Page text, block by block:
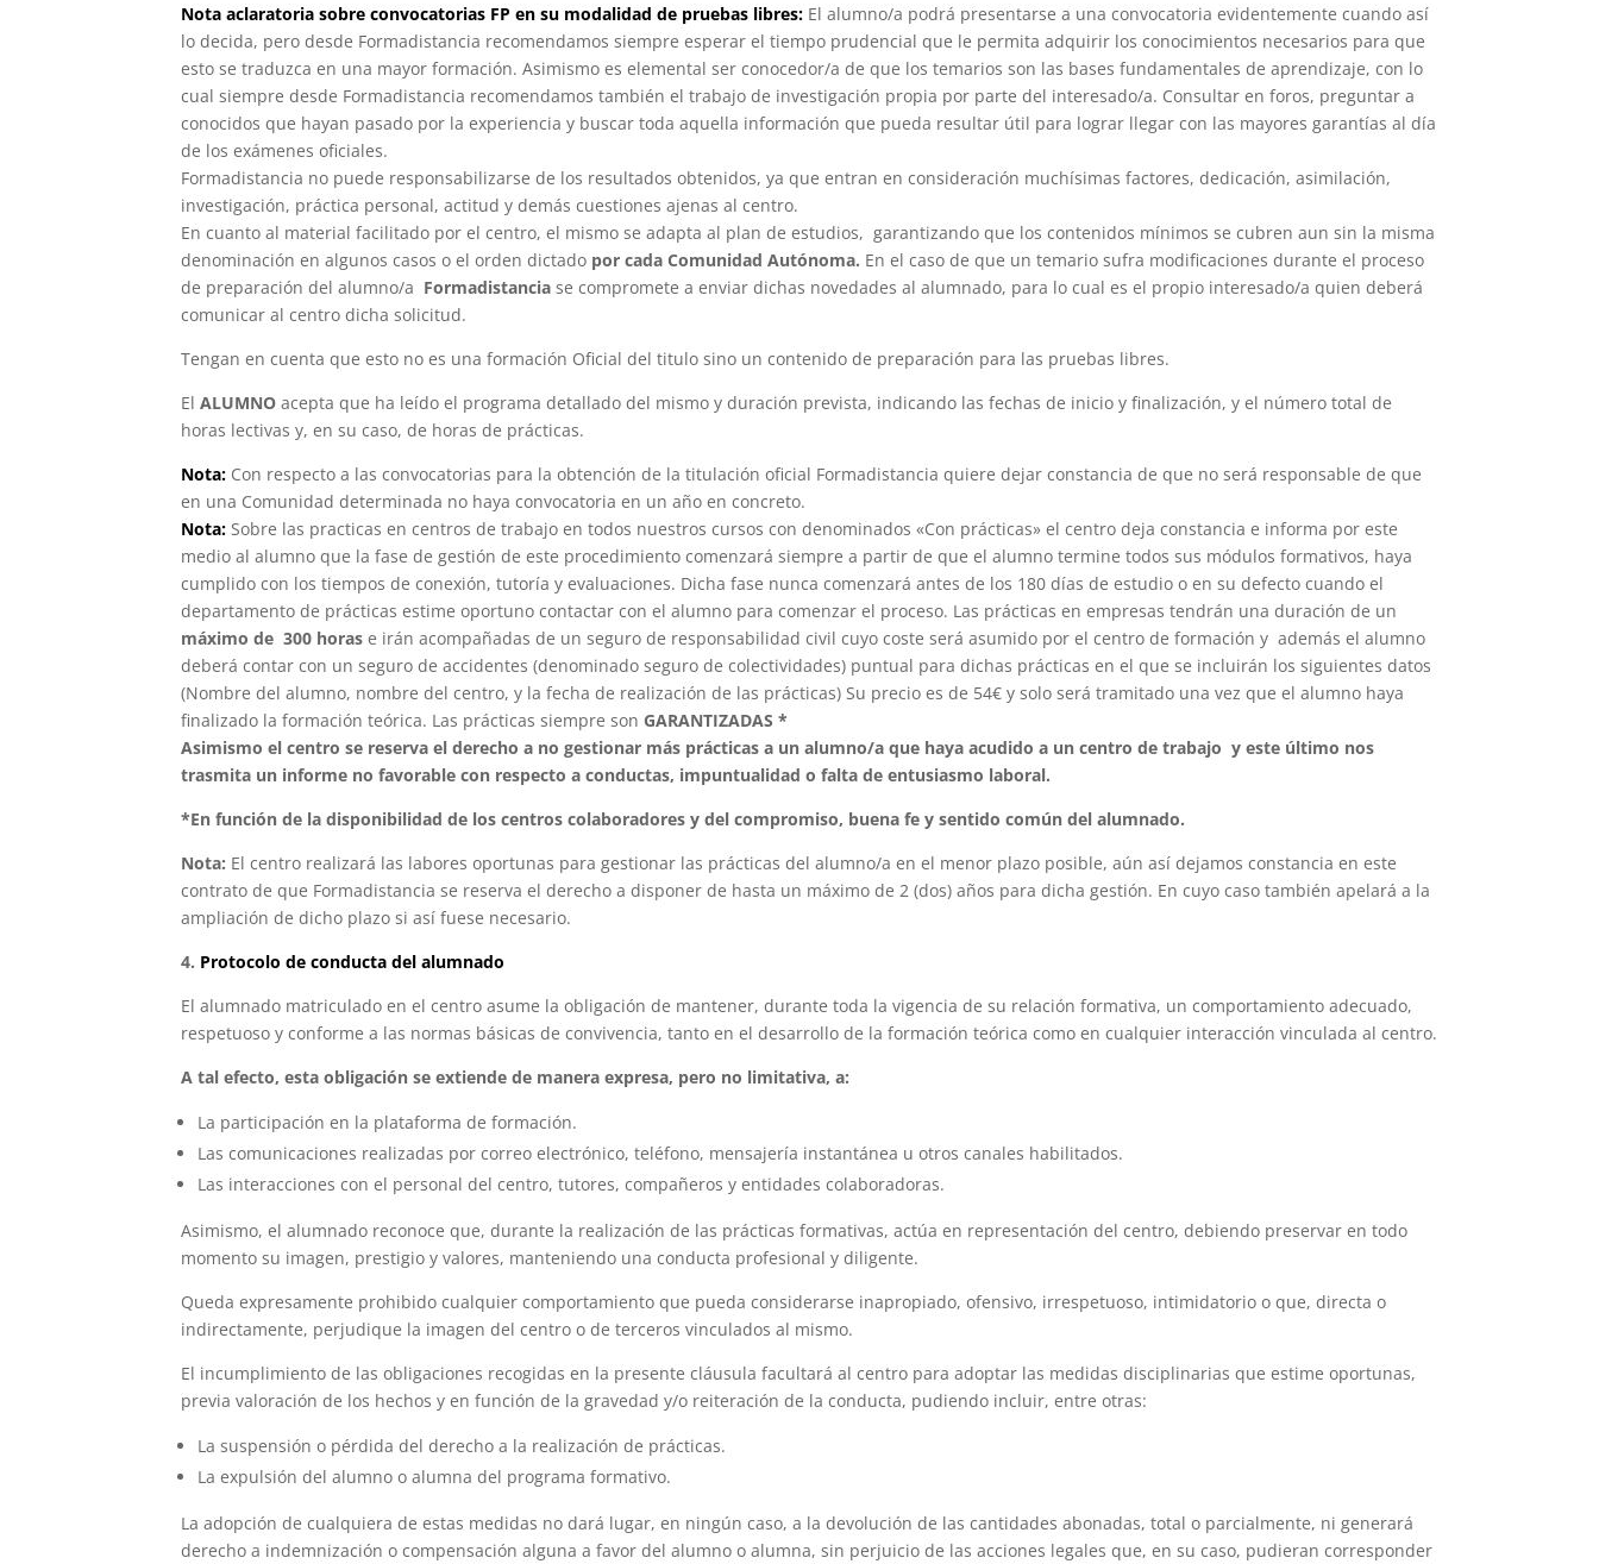
Nota aclaratoria sobre convocatorias FP en su modalidad de pruebas libres: El alumno/a podrá presentarse a una convocatoria evidentemente cuando así
lo decida, pero desde Formadistancia recomendamos siempre esperar el tiempo prudencial que le permita adquirir los conocimientos necesarios para que
esto se traduzca en una mayor formación. Asimismo es elemental ser conocedor/a de que los temarios son las bases fundamentales de aprendizaje, con lo
cual siempre desde Formadistancia recomendamos también el trabajo de investigación propia por parte del interesado/a. Consultar en foros, preguntar a
conocidos que hayan pasado por la experiencia y buscar toda aquella información que pueda resultar útil para lograr llegar con las mayores garantías al día
de los exámenes oficiales.
Formadistancia no puede responsabilizarse de los resultados obtenidos, ya que entran en consideración muchísimas factores, dedicación, asimilación,
investigación, práctica personal, actitud y demás cuestiones ajenas al centro.
En cuanto al material facilitado por el centro, el mismo se adapta al plan de estudios, garantizando que los contenidos mínimos se cubren aun sin la misma
denominación en algunos casos o el orden dictado por cada Comunidad Autónoma. En el caso de que un temario sufra modificaciones durante el proceso
de preparación del alumno/a Formadistanciase compromete a enviar dichas novedades al alumnado, para lo cual es el propio interesado/a quien deberá
comunicar al centro dicha solicitud.
Tengan en cuenta que esto no es una formación Oficial del titulo sino un contenido de preparación para las pruebas libres.
ElALUMNO acepta que ha leído el programa detallado del mismo y duración prevista, indicando las fechas de inicio y finalización, y el número total de
horas lectivas y, en su caso, de horas de prácticas.
Nota: Con respecto a las convocatorias para la obtención de la titulación oficial Formadistancia quiere dejar constancia de que no será responsable de que
en una Comunidad determinada no haya convocatoria en un año en concreto.
Nota: Sobre las practicas en centros de trabajo en todos nuestros cursos con denominados «Con prácticas» el centro deja constancia e informa por este
medio al alumno que la fase de gestión de este procedimiento comenzará siempre a partir de que el alumno termine todos sus módulos formativos, haya
cumplido con los tiempos de conexión, tutoría y evaluaciones. Dicha fase nunca comenzará antes de los 180 días de estudio o en su defecto cuando el
departamento de prácticas estime oportuno contactar con el alumno para comenzar el proceso. Las prácticas en empresas tendrán una duración de un
máximo de 300 horas e irán acompañadas de un seguro de responsabilidad civil cuyo coste será asumido por el centro de formación y además el alumno
deberá contar con un seguro de accidentes (denominado seguro de colectividades) puntual para dichas prácticas en el que se incluirán los siguientes datos
(Nombre del alumno, nombre del centro, y la fecha de realización de las prácticas) Su precio es de 54€ y solo será tramitado una vez que el alumno haya
finalizado la formación teórica. Las prácticas siempre son GARANTIZADAS *
Asimismo el centro se reserva el derecho a no gestionar más prácticas a un alumno/a que haya acudido a un centro de trabajo y este último nos
trasmita un informe no favorable con respecto a conductas, impuntualidad o falta de entusiasmo laboral.
*En función de la disponibilidad de los centros colaboradores y del compromiso, buena fe y sentido común del alumnado.
Nota: El centro realizará las labores oportunas para gestionar las prácticas del alumno/a en el menor plazo posible, aún así dejamos constancia en este
contrato de que Formadistancia se reserva el derecho a disponer de hasta un máximo de 2 (dos) años para dicha gestión. En cuyo caso también apelará a la
ampliación de dicho plazo si así fuese necesario.
4. Protocolo de conducta del alumnado
El alumnado matriculado en el centro asume la obligación de mantener, durante toda la vigencia de su relación formativa, un comportamiento adecuado,
respetuoso y conforme a las normas básicas de convivencia, tanto en el desarrollo de la formación teórica como en cualquier interacción vinculada al centro.
A tal efecto, esta obligación se extiende de manera expresa, pero no limitativa, a:
La participación en la plataforma de formación.
Las comunicaciones realizadas por correo electrónico, teléfono, mensajería instantánea u otros canales habilitados.
Las interacciones con el personal del centro, tutores, compañeros y entidades colaboradoras.
Asimismo, el alumnado reconoce que, durante la realización de las prácticas formativas, actúa en representación del centro, debiendo preservar en todo
momento su imagen, prestigio y valores, manteniendo una conducta profesional y diligente.
Queda expresamente prohibido cualquier comportamiento que pueda considerarse inapropiado, ofensivo, irrespetuoso, intimidatorio o que, directa o
indirectamente, perjudique la imagen del centro o de terceros vinculados al mismo.
El incumplimiento de las obligaciones recogidas en la presente cláusula facultará al centro para adoptar las medidas disciplinarias que estime oportunas,
previa valoración de los hechos y en función de la gravedad y/o reiteración de la conducta, pudiendo incluir, entre otras:
La suspensión o pérdida del derecho a la realización de prácticas.
La expulsión del alumno o alumna del programa formativo.
La adopción de cualquiera de estas medidas no dará lugar, en ningún caso, a la devolución de las cantidades abonadas, total o parcialmente, ni generará
derecho a indemnización o compensación alguna a favor del alumno o alumna, sin perjuicio de las acciones legales que, en su caso, pudieran corresponder